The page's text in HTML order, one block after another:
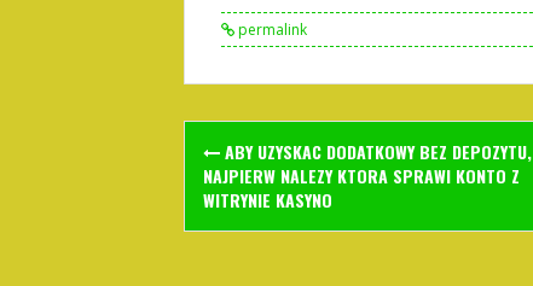
permalink
Post
navigation
ABY UZYSKAC DODATKOWY BEZ DEPOZYTU,
NAJPIERW NALEZY KTORA SPRAWI KONTO Z
WITRYNIE KASYNO